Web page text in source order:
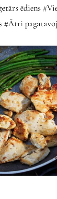
ēdiens
#Ātri